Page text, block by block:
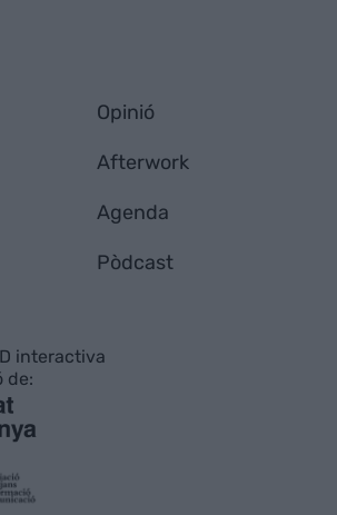
Opinió
Afterwork
Agenda
Pòdcast
interactiva
de: